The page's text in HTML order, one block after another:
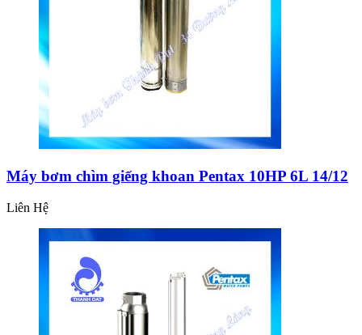
Máy bơm chìm giếng khoan Pentax 10HP 6L 14/12
Liên Hệ